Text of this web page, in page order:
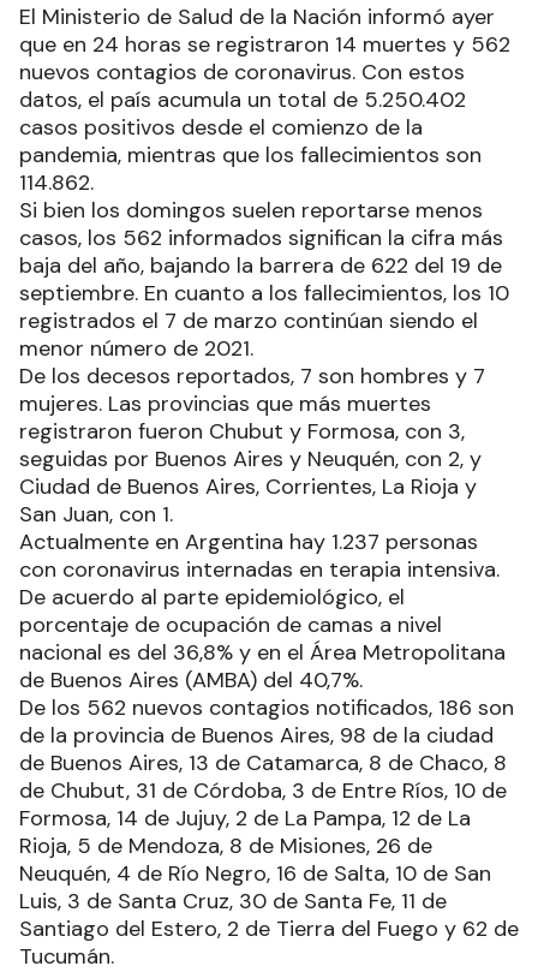
El Ministerio de Salud de la Nación informó ayer
que en 24 horas se registraron 14 muertes y 562
nuevos contagios de coronavirus. Con estos
datos, el país acumula un total de 5.250.402
casos positivos desde el comienzo de la
pandemia, mientras que los fallecimientos son
114.862.
Si bien los domingos suelen reportarse menos
casos, los 562 informados significan la cifra más
baja del año, bajando la barrera de 622 del 19 de
septiembre. En cuanto a los fallecimientos, los 10
registrados el 7 de marzo continúan siendo el
menor número de 2021.
De los decesos reportados, 7 son hombres y 7
mujeres. Las provincias que más muertes
registraron fueron Chubut y Formosa, con 3,
seguidas por Buenos Aires y Neuquén, con 2, y
Ciudad de Buenos Aires, Corrientes, La Rioja y
San Juan, con 1.
Actualmente en Argentina hay 1.237 personas
con coronavirus internadas en terapia intensiva.
De acuerdo al parte epidemiológico, el
porcentaje de ocupación de camas a nivel
nacional es del 36,8% y en el Área Metropolitana
de Buenos Aires (AMBA) del 40,7%.
De los 562 nuevos contagios notificados, 186 son
de la provincia de Buenos Aires, 98 de la ciudad
de Buenos Aires, 13 de Catamarca, 8 de Chaco, 8
de Chubut, 31 de Córdoba, 3 de Entre Ríos, 10 de
Formosa, 14 de Jujuy, 2 de La Pampa, 12 de La
Rioja, 5 de Mendoza, 8 de Misiones, 26 de
Neuquén, 4 de Río Negro, 16 de Salta, 10 de San
Luis, 3 de Santa Cruz, 30 de Santa Fe, 11 de
Santiago del Estero, 2 de Tierra del Fuego y 62 de
Tucumán.